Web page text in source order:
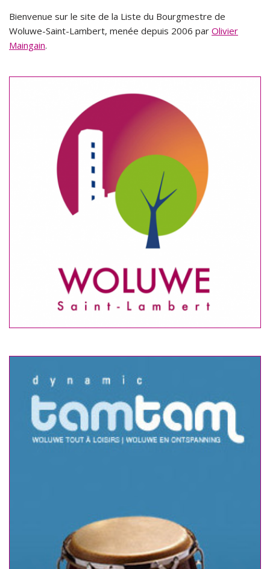
Bienvenue sur le site de la Liste du Bourgmestre de
Woluwe-Saint-Lambert, menée depuis 2006 par Olivier
Maingain.